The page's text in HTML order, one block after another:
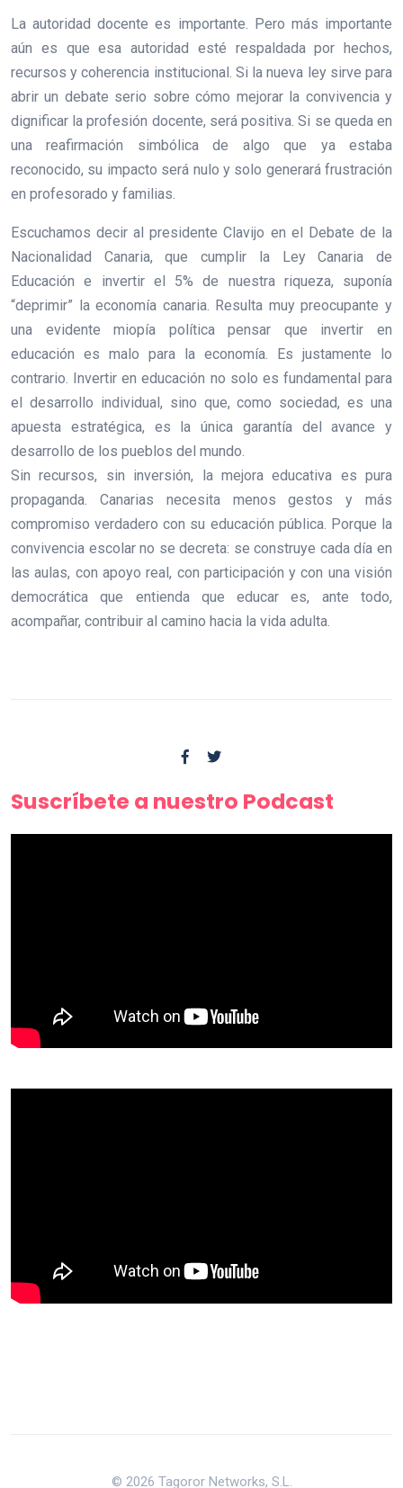
La autoridad docente es importante. Pero más importante
aún es que esa autoridad esté respaldada por hechos,
recursos y coherencia institucional. Si la nueva ley sirve para
abrir un debate serio sobre cómo mejorar la convivencia y
dignificar la profesión docente, será positiva. Si se queda en
una reafirmación simbólica de algo que ya estaba
reconocido, su impacto será nulo y solo generará frustración
en profesorado y familias.
Escuchamos decir al presidente Clavijo en el Debate de la
Nacionalidad Canaria, que cumplir la Ley Canaria de
Educación e invertir el 5% de nuestra riqueza, suponía
“deprimir” la economía canaria. Resulta muy preocupante y
una evidente miopía política pensar que invertir en
educación es malo para la economía. Es justamente lo
contrario. Invertir en educación no solo es fundamental para
el desarrollo individual, sino que, como sociedad, es una
apuesta estratégica, es la única garantía del avance y
desarrollo de los pueblos del mundo.
Sin recursos, sin inversión, la mejora educativa es pura
propaganda. Canarias necesita menos gestos y más
compromiso verdadero con su educación pública. Porque la
convivencia escolar no se decreta: se construye cada día en
las aulas, con apoyo real, con participación y con una visión
democrática que entienda que educar es, ante todo,
acompañar, contribuir al camino hacia la vida adulta.
Suscríbete a nuestro Podcast
© 2026 Tagoror Networks, S.L.